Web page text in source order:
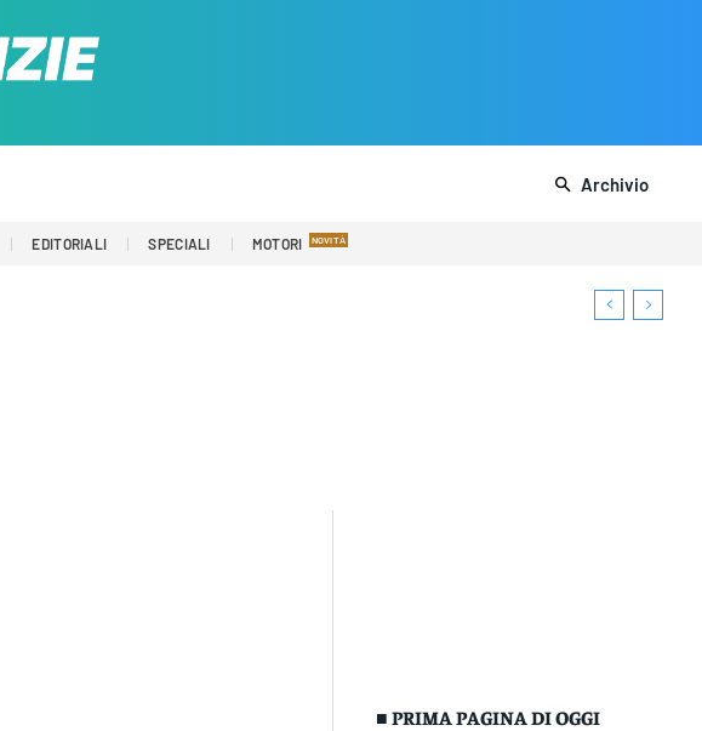
Archivio
EDITORIALI SPECIALI MOTORI
■ PRIMA PAGINA DI OGGI